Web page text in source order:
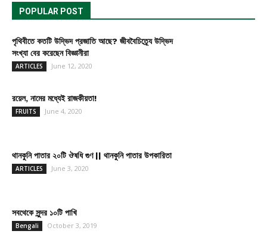
POPULAR POST
পৃথিবীতে কতটি উদ্ভিদ প্রজাতি আছে? জীববৈচিত্র্যে উদ্ভিদ
সংখ্যা বের করেছেন বিজ্ঞানীরা
ARTICLES June 12, 2020
রয়েল, নামের মধ্যেই রাজকীয়তা!
FRUITS June 4, 2020
থানকুনি পাতার ২০টি ঔষধি গুণ || থানকুনি পাতার উপকারিতা
ARTICLES June 3, 2020
সবথেকে সুন্দর ১০টি পাখি
Bengali October 3, 2019